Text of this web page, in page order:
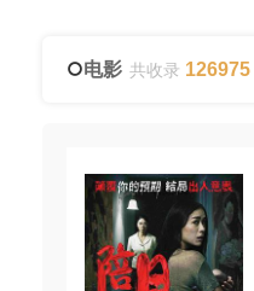
电影 共收录 126975